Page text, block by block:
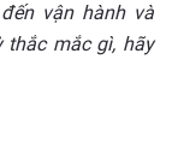
vận hành và
thắc mắc gì, hãy